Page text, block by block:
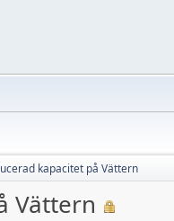
kapacitet på Vättern
Vättern